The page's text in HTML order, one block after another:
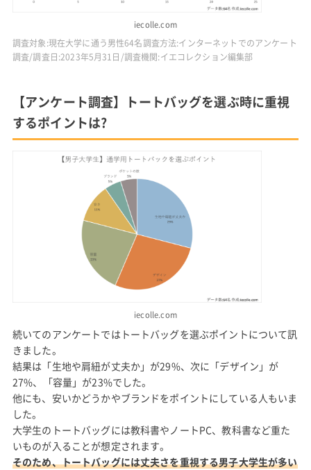
iecolle.com
調査対象:現在大学に通う男性64名調査方法:インターネットでのアンケート
調査/調査日:2023年5月31日/調査機関:イエコレクション編集部
【アンケート調査】トートバッグを選ぶ時に重視
するポイントは?
iecolle.com
続いてのアンケートではトートバッグを選ぶポイントについて訊
きました。
結果は「生地や肩紐が丈夫か」が29%、次に「デザイン」が
27%、「容量」が23%でした。
他にも、安いかどうかやブランドをポイントにしている人もいま
した。
大学生のトートバッグには教科書やノートPC、教科書など重た
いものが入ることが想定されます。
そのため、トートバッグには丈夫さを重視する男子大学生が多い